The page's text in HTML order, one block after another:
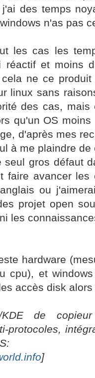
des temps
n'as pas
les cas les
réactif et moins
ne ce
linux sans
des cas, mais
qu'un OS
d'après mes
à me plaindre de
seul gros défaut
faire avancer
ou
projet open
les
hardware
cpu), et
accès disk
de
protocoles,
]